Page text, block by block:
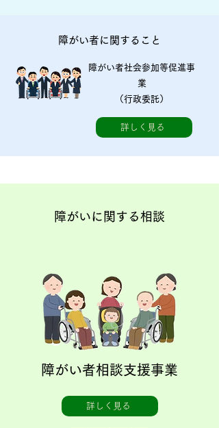
障がい者に関すること
障がい者社会参加等促進事
業
（行政委託）
詳しく見る
障がいに関する相談
障がい者相談支援事業
詳しく見る